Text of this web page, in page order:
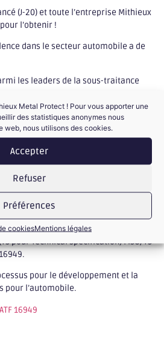
Metal Protect ! Pour vous apporter une
des statistiques anonymes nous
web, nous utilisons des cookies.
Accepter
Refuser
Préférences
cookiesMentions légales
(J-20) et toute l’entreprise Mithieux
l’obtenir !
dans le secteur automobile a de
les leaders de la sous-traitance
sur des marchés à haute
Qualité et notre partenariat
16949 est une norme concernant la
démarche Qualité dans l’industrie
Elle a été élaborée par l’IATF
(International Automotive Task Force),
l’ayant validé et publié au début
forme de spécification technique
pour Technical Specification) : ISO/TS
pour le développement et la
pour l’automobile.
16949